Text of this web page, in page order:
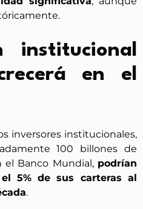
institucional
en el
inversores institucionales,
100 billones de
el Banco Mundial, podrían
5% de sus carteras al
.